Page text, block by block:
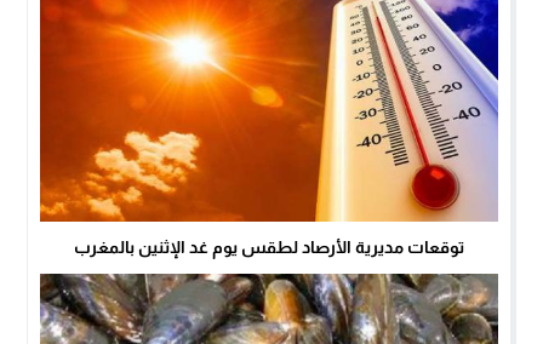
توقعات مديرية الأرصاد لطقس يوم غد الإثنين بالمغرب